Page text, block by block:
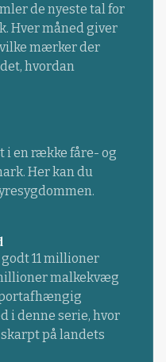
de nyeste tal for
Hver måned giver
mærker der
hvordan
i en række fåre- og
Her kan du
11 millioner
malkekvæg
i denne serie, hvor
på landets